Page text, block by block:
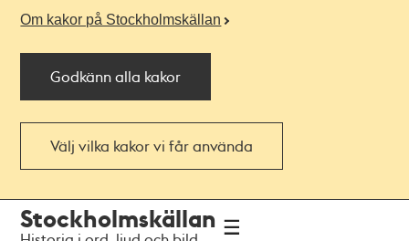
Om kakor på Stockholmskällan
Godkänn alla kakor
Välj vilka kakor vi får använda
navigationen
huvudinnehållet
Stockholmskällan